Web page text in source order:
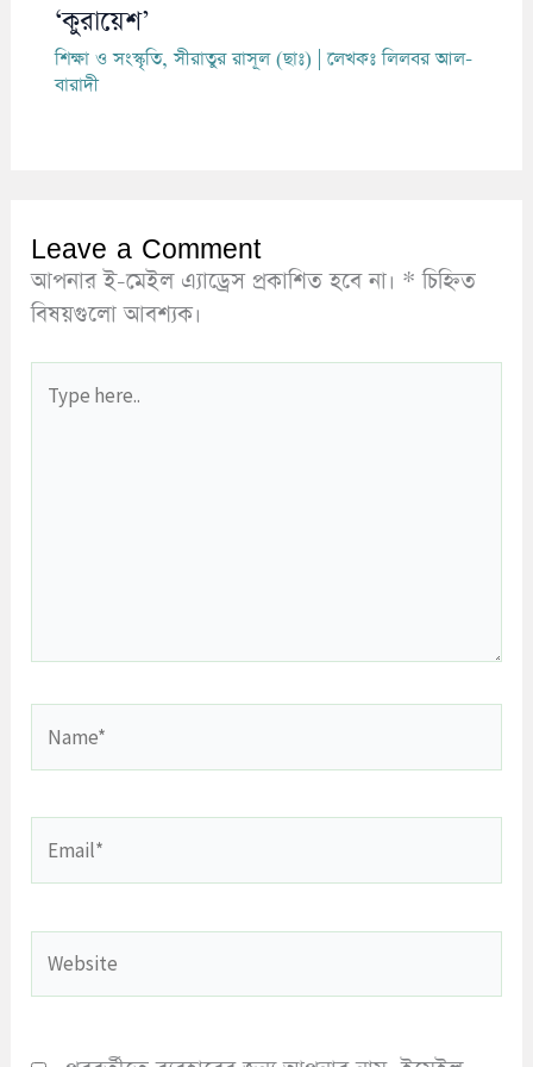
‘কুরায়েশ’
শিক্ষা ও সংস্কৃতি,সীরাতুর রাসূল (ছাঃ) | লেখকঃলিলবর আল-
বারাদী
Leave a Comment
আপনার ই-মেইল এ্যাড্রেস প্রকাশিত হবে না। * চিহ্নিত
বিষয়গুলো আবশ্যক।
here..